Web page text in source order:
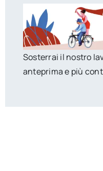
Sosterrai il nostro
anteprima e più